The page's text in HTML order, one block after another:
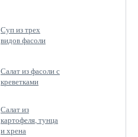
Суп из трех
видов фасоли
Салат из фасоли с
креветками
Салат из
картофеля, тунца
и хрена